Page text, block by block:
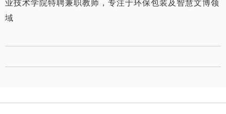
业技术学院特聘兼职教师，专注于环保包装及智慧文博领
域